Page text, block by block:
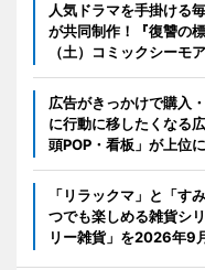
人気ドラマを手掛ける
が共同制作！『復讐の
（土）コミックシーモ
広告がきっかけで購入
に行動に移したくなる
頭POP・看板」が上位に
「リラックマ」と「す
つでも楽しめる雑貨シ
リー雑貨」を2026年9